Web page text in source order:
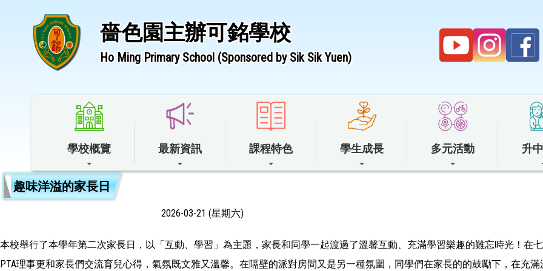
嗇色園主辦可銘學校
Ho Ming Primary School (Sponsored by Sik Sik Yuen)
學校概覽 最新資訊 課程特色 學生成長 多元活動 升
趣味洋溢的家長日
2026-03-21 (星期六)
本校舉行了本學年第二次家長日，以「互動、學習」為主題，家長和同學一起渡過了溫馨互動、充滿學習樂趣的難忘時光！在
PTA理事更和家長們交流育兒心得，氣氛既文雅又溫馨。在隔壁的派對房間又是另一種氛圍，同學們在家長的的鼓勵下，在充